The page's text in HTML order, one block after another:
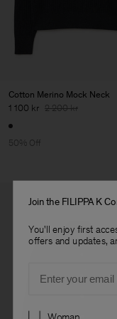
Cotton Merino Mock Neck
1 100 kr 2 200 kr
50% Off
Join the FILIPPA K
You'll enjoy first
offers and updates,
Preferences